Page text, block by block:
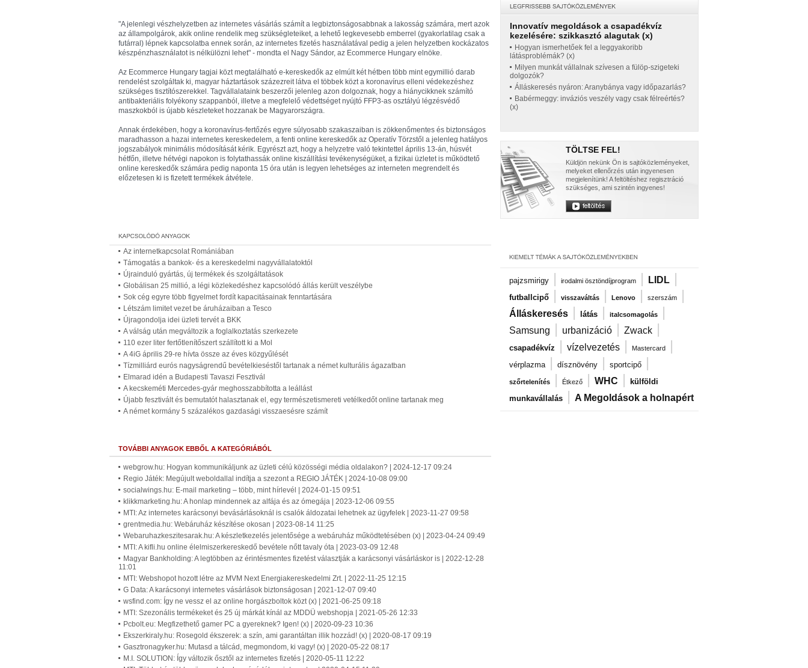
"A jelenlegi vészhelyzetben az internetes vásárlás számít a legbiztonságosabbnak a lakosság számára, mert azok
az állampolgárok, akik online rendelik meg szükségleteiket, a lehető legkevesebb emberrel (gyakorlatilag csak a
futárral) lépnek kapcsolatba ennek során, az internetes fizetés használatával pedig a jelen helyzetben kockázatos
készpénzhasználatot is nélkülözni lehet" - mondta el Nagy Sándor, az Ecommerce Hungary elnöke.
Az Ecommerce Hungary tagjai közt megtalálható e-kereskedők az elmúlt két hétben több mint egymillió darab
rendelést szolgáltak ki, magyar háztartások százezreit látva el többek közt a koronavírus elleni védekezéshez
szükséges tisztítószerekkel. Tagvállalataink beszerzői jelenleg azon dolgoznak, hogy a hiánycikknek számító
antibakteriális folyékony szappanból, illetve a megfelelő védettséget nyújtó FFP3-as osztályú légzésvédő
maszkokból is újabb készleteket hozzanak be Magyarországra.
Annak érdekében, hogy a koronavírus-fertőzés egyre súlyosabb szakaszaiban is zökkenőmentes és biztonságos
maradhasson a hazai internetes kereskedelem, a fenti online kereskedők az Operatív Törzstől a jelenleg hatályos
jogszabályok minimális módosítását kérik. Egyrészt azt, hogy a helyzetre való tekintettel április 13-án, húsvét
hétfőn, illetve hétvégi napokon is folytathassák online kiszállítási tevékenységüket, a fizikai üzletet is működtető
online kereskedők számára pedig naponta 15 óra után is legyen lehetséges az interneten megrendelt és
előzetesen ki is fizetett termékek átvétele.
Az internetkapcsolat Romániában
Támogatás a bankok- és a kereskedelmi nagyvállalatoktól
Újrainduló gyártás, új termékek és szolgáltatások
Globálisan 25 millió, a légi közlekedéshez kapcsolódó állás került veszélybe
Sok cég egyre több figyelmet fordít kapacitásainak fenntartására
Létszám limitet vezet be áruházaiban a Tesco
Újragondolja idei üzleti tervét a BKK
A válság után megváltozik a foglalkoztatás szerkezete
110 ezer liter fertőtlenítőszert szállított ki a Mol
A 4iG április 29-re hívta össze az éves közgyűlését
Tízmilliárd eurós nagyságrendű bevételkieséstől tartanak a német kulturális ágazatban
Elmarad idén a Budapesti Tavaszi Fesztivál
A kecskeméti Mercedes-gyár meghosszabbította a leállást
Újabb fesztivált és bemutatót halasztanak el, egy természetismereti vetélkedőt online tartanak meg
A német kormány 5 százalékos gazdasági visszaesésre számít
TOVÁBBI ANYAGOK EBBŐL A KATEGÓRIÁBÓL
webgrow.hu: Hogyan kommunikáljunk az üzleti célú közösségi média oldalakon? | 2024-12-17 09:24
Regio Játék: Megújult weboldallal indítja a szezont a REGIO JÁTÉK | 2024-10-08 09:00
socialwings.hu: E-mail marketing – több, mint hírlevél | 2024-01-15 09:51
klikkmarketing.hu: A honlap mindennek az alfája és az ómegája | 2023-12-06 09:55
MTI: Az internetes karácsonyi bevásárlásoknál is csalók áldozatai lehetnek az ügyfelek | 2023-11-27 09:58
grentmedia.hu: Webáruház készítése okosan | 2023-08-14 11:25
Webaruhazkeszitesarak.hu: A készletkezelés jelentősége a webáruház működtetésében (x) | 2023-04-24 09:49
MTI: A kifli.hu online élelmiszerkereskedő bevétele nőtt tavaly óta | 2023-03-09 12:48
Magyar Bankholding: A legtöbben az érintésmentes fizetést választják a karácsonyi vásárláskor is | 2022-12-28
11:01
MTI: Webshopot hozott létre az MVM Next Energiakereskedelmi Zrt. | 2022-11-25 12:15
G Data: A karácsonyi internetes vásárlások biztonságosan | 2021-12-07 09:40
wsfind.com: Így ne vessz el az online horgászboltok közt (x) | 2021-06-25 09:18
MTI: Szezonális termékeket és 25 új márkát kínál az MDDÜ webshopja | 2021-05-26 12:33
Pcbolt.eu: Megfizethető gamer PC a gyereknek? Igen! (x) | 2020-09-23 10:36
Ekszerkiraly.hu: Rosegold ékszerek: a szín, ami garantáltan illik hozzád! (x) | 2020-08-17 09:19
Gasztronagyker.hu: Mutasd a tálcád, megmondom, ki vagy! (x) | 2020-05-22 08:17
M.I. SOLUTION: Így változik ősztől az internetes fizetés | 2020-05-11 12:22
Innovatív megoldások a csapadékvíz
kezelésére: szikkasztó alagutak (x)
Hogyan ismerhetőek fel a leggyakoribb
látásproblémák? (x)
Milyen munkát vállalnak szívesen a fülöp-szigeteki
dolgozók?
Álláskeresés nyáron: Aranybánya vagy időpazarlás?
Babérmeggy: inváziós veszély vagy csak félreértés?
(x)
TÖLTSE FEL!
Küldjön nekünk Ön is sajtóközleményeket,
melyeket ellenőrzés után ingyenesen
megjelenítünk! A feltöltéshez regisztráció
szükséges, ami szintén ingyenes!
pajzsmirigy | irodalmi ösztöndíjprogram | LIDL |
futballcipő | visszaváltás | Lenovo | szerszám |
Álláskeresés | látás | italcsomagolás |
Samsung | urbanizáció | Zwack |
csapadékvíz | vízelvezetés | Mastercard |
vérplazma | dísznövény | sportcipő |
szőrtelenítés | Étkező | WHC |
külföldi
munkavállalás | A Megoldások a holnapért